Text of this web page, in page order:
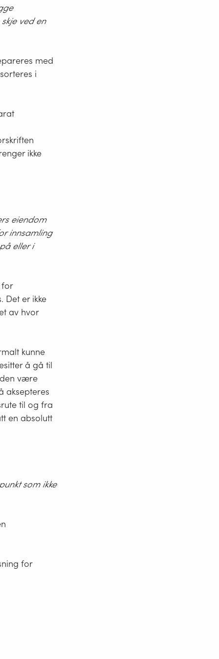
å
hentes
som
hele
ha
ved en
med
i
ikke
eiendom
innsamling
eller i
Det er ikke
av hvor
kunne
å gå til
være
aksepteres
til og fra
en absolutt
som ikke
for